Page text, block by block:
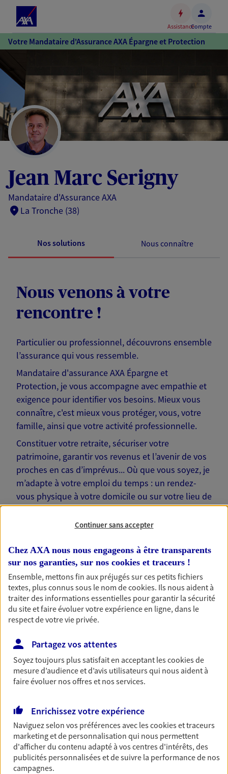
Accéder
au
Accéder
au
pied
de
page
AssistanceCompte
Votre Mandataire d'Assurance AXA Épargne et Protection
Jean Marc Serigny
Mandataire d'Assurance AXA
La Tronche (38)
Nos solutions Nous connaître
Nous venons à votre
rencontre !
Particulier ou professionnel, découvrons ensemble
l’assurance qui vous ressemble.
Mandataire d'assurance AXA Épargne et
Protection, je vous accompagne avec empathie et
exigence pour identifier vos besoins. Mieux vous
connaître, c'est mieux vous protéger, vous, votre
famille, ainsi que votre activité professionnelle.
Constituer votre retraite, sécuriser votre
patrimoine, garantir vos revenus et l’avenir de vos
proches en cas d’imprévus... Où que vous soyez, je
m’adapte à votre emploi du temps : un rendez-
vous physique à votre domicile ou sur votre lieu de
travail… Je suis là pour échanger avec vous !
Nos offres phares
Épargne
immobilier, études des enfants ou voyage autour
du monde… Épargnez à votre rythme et
simplement, selon votre profil.
Préparez sereinement ce nouveau chapitre de
votre vie avec les conseils d'un expert. Découvrez
notre solution PER (Plan Epargne Retraite)
spécialement conçue pour la retraite.
Continuer sans accepter
Chez AXA nous nous engageons à être transparents
sur nos garanties, sur nos cookies et traceurs !
Ensemble, mettons fin aux préjugés sur ces petits fichiers
textes, plus connus sous le nom decookies. Ils nous aident à
traiter des informations essentielles pour garantir la sécurité
du site et faire évoluer votre expérience en ligne, dans le
respect de votre vie privée.
Partagez vos attentes
Soyez toujours plus satisfait en acceptant lescookiesde
mesure d’audience et d’avis utilisateurs qui nous aident à
faire évoluer nos offres et nos services.
Enrichissez votre expérience
Naviguez selon vos préférences avec lescookies et traceurs
marketing et de personnalisation qui nous permettent
d'afficher du contenu adapté à vos centres d'intérêts, des
publicités personnalisées et de suivre la performance de nos
campagnes.